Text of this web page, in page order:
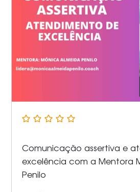
Comunicação assertiva e
excelência com a Mentora
Penilo